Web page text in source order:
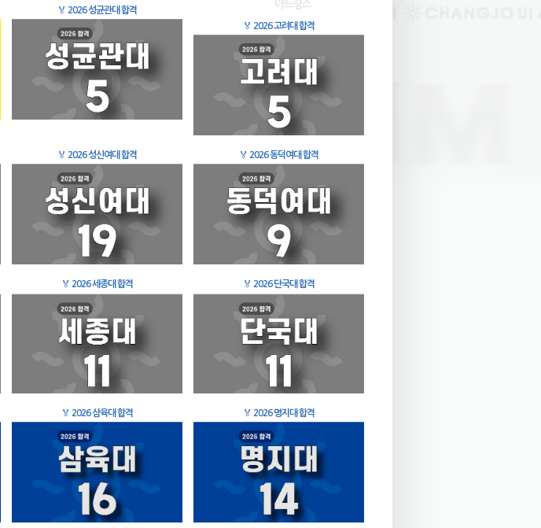
🏅 2026 성균관대 합격
🏅 2026 고려대 합격
🏅 2026 성신여대 합격 🏅 2026 동덕여대 합격
🏅 2026 세종대 합격 🏅 2026 단국대 합격
🏅 2026 삼육대 합격 🏅 2026 명지대 합격